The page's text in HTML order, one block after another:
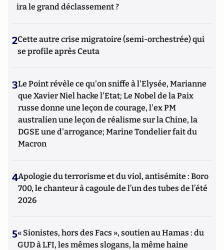
ira le grand déclassement ?
2Cette autre crise migratoire (semi-orchestrée) qui
se profile après Ceuta
3Le Point révèle ce qu'on sniffe à l'Elysée, Marianne
que Xavier Niel hacke l'Etat; Le Nobel de la Paix
russe donne une leçon de courage, l'ex PM
australien une leçon de réalisme sur la Chine, la
DGSE une d'arrogance; Marine Tondelier fait du
Macron
4Apologie du terrorisme et du viol, antisémite : Boro
700, le chanteur à cagoule de l’un des tubes de l’été
2026
5« Sionistes, hors des Facs », soutien au Hamas : du
GUD à LFI, les mêmes slogans, la même haine